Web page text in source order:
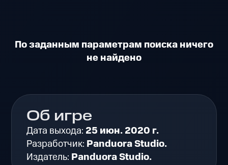
По заданным параметрам поиска ничего
не найдено
Об игре
Дата выхода: 25 июн. 2020 г.
Разработчик: Panduora Studio.
Издатель: Panduora Studio.